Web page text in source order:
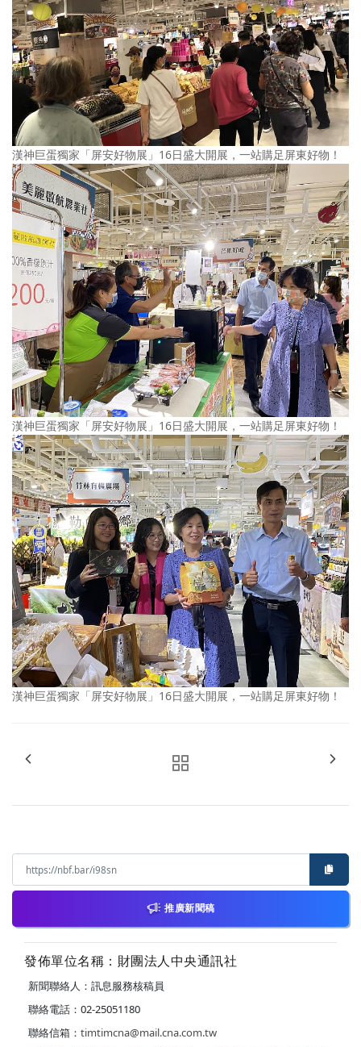
漢神巨蛋獨家「屏安好物展」16日盛大開展，一站購足屏東好物！
漢神巨蛋獨家「屏安好物展」16日盛大開展，一站購足屏東好物！
漢神巨蛋獨家「屏安好物展」16日盛大開展，一站購足屏東好物！
推廣新聞稿
發佈單位名稱：財團法人中央通訊社
新聞聯絡人：訊息服務核稿員
聯絡電話：02-25051180
聯絡信箱： timtimcna@mail.cna.com.tw